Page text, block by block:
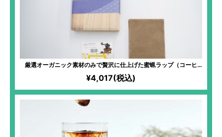
厳選オーガニック素材のみで贅沢に仕上げた蜜蝋ラップ（コーヒ
ー）
¥4,017(税込)